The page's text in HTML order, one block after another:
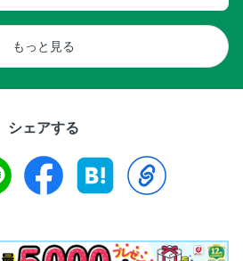
もっと見る
シェアする